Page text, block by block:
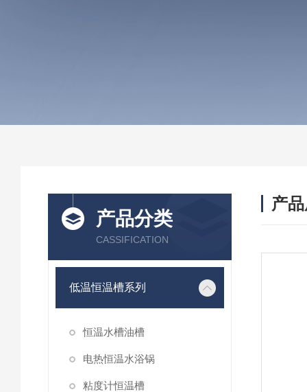
产品分类
CASSIFICATION
低温恒温槽系列
恒温水槽油槽
电热恒温水浴锅
粘度计恒温槽
产